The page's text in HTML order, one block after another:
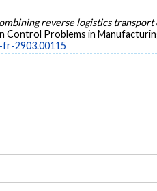
reverse logistics
Control Problems in
2903.00115